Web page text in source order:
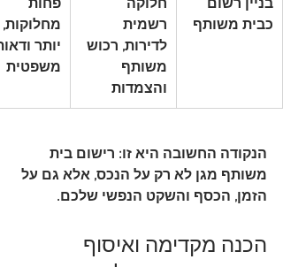
בניין רשום
כבית משותף
חלוקה
רשמית
לדירות, רכוש
משותף
והצמדות
פחות
מחלוקות,
יותר
משפטית
הנקודה החשובה היא זו: רישום בית
משותף מגן לא רק על הנכס, אלא גם על
הזמן, הכסף והשקט הנפשי שלכם.
הכנה מקדימה ואיסוף